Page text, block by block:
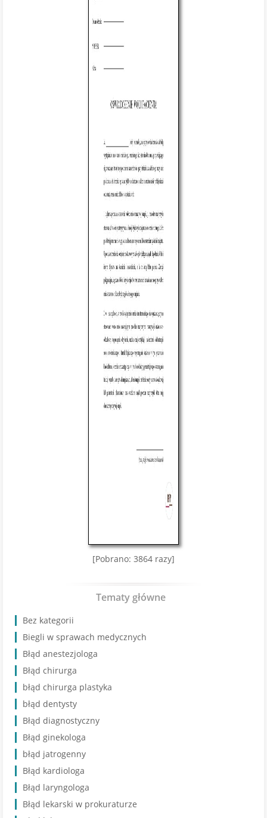
[Pobrano: 3864 razy]
Tematy główne
Bez kategorii
Biegli w sprawach medycznych
Błąd anestezjologa
Błąd chirurga
błąd chirurga plastyka
błąd dentysty
Błąd diagnostyczny
Błąd ginekologa
błąd jatrogenny
Błąd kardiologa
Błąd laryngologa
Błąd lekarski w prokuraturze